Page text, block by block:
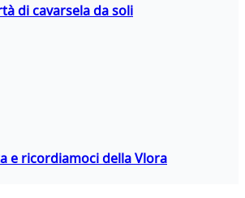
di cavarsela da soli
e ricordiamoci della Vlora